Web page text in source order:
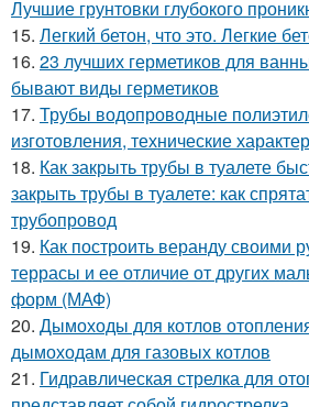
Лучшие грунтовки глубокого
15. Легкий бетон, что это. Легкие
16. 23 лучших герметиков для
бывают виды герметиков
17. Трубы водопроводные
изготовления, технические
18. Как закрыть трубы в туалете
закрыть трубы в туалете: как
трубопровод
19. Как построить веранду своими
террасы и ее отличие от других
форм (МАФ)
20. Дымоходы для котлов
дымоходам для газовых котлов
21. Гидравлическая стрелка для